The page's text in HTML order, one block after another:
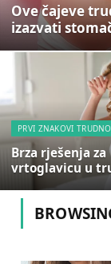
Ove čajeve
izazvati
PRVI ZNAKOVI
Brza rješenja za
vrtoglavicu u